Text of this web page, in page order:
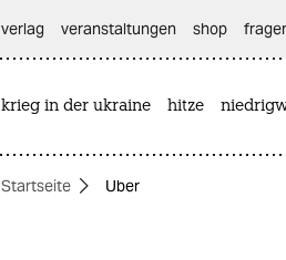
themen
verlag
veranstaltungen shop
krieg in der ukraine hitze
Startseite Uber